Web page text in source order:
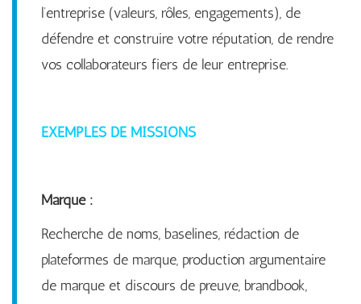
l’entreprise (valeurs, rôles, engagements), de
défendre et construire votre réputation, de rendre
vos collaborateurs fiers de leur entreprise.
EXEMPLES DE MISSIONS
Marque :
Recherche de noms, baselines, rédaction de
plateformes de marque, production argumentaire
de marque et discours de preuve, brandbook,